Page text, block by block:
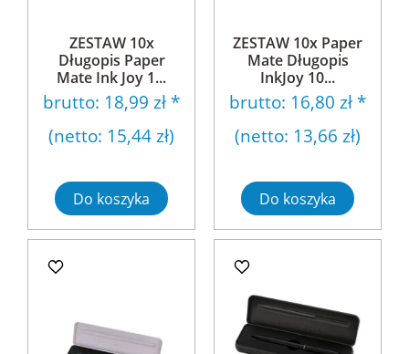
ZESTAW 10x
Długopis Paper
Mate Ink Joy 1...
brutto: 18,99 zł *
(netto: 15,44 zł)
Do koszyka
ZESTAW 10x Paper
Mate Długopis
InkJoy 10...
brutto: 16,80 zł *
(netto: 13,66 zł)
Do koszyka